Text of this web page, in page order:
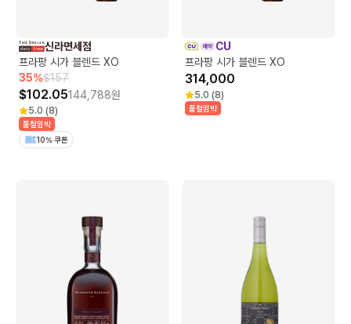
신라면세점
프라팡 시가 블렌드 XO
35%$157
$102.05144,788원
5.0 (8)
품절임박
10% 쿠폰
CU
프라팡 시가 블렌드 XO
314,000
5.0 (8)
품절임박